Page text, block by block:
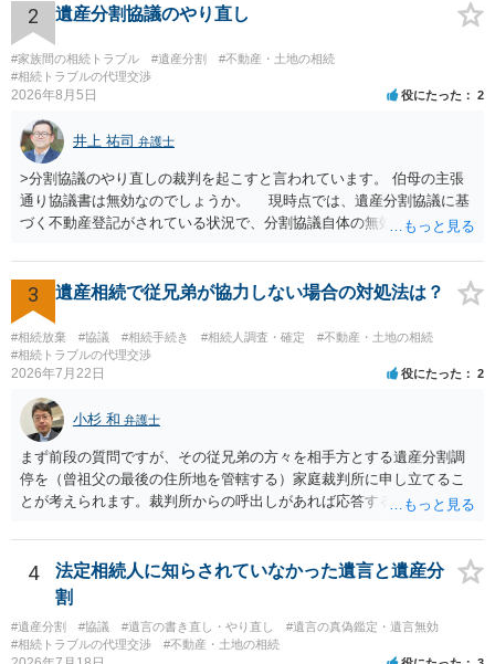
してください。 質問２について 請求棄却を求める答弁書を提出すれ
ば、第１回期日は出席する必要がありません。その日は差支え（用事
があり出席できない）との記載で十分です。 質問３について 弁護士で
はないので、ｍｉｎｔｓでの提出の必要は無いと思います。郵送（期
限までに届けばよい）で十分です。 詳細は、書面記載の裁判所書記官
にお問い合わせください。 以上、ご参考まで。
2 遺産分割協議のやり直し
#家族間の相続トラブル #遺産分割
#不動産・土地の相続
#相続トラブルの代理交渉
2026年8月5日 役にたった 2
井上 祐司 弁護士
>分割協議のやり直しの裁判を起こすと言われています。 伯母の主張
通り協議書は無効なのでしょうか。 現時点では、遺産分割協議に基
づく不動産登記がされている状況で、分割協議自体の無効を裁判所が
方の訴訟の主張及び立証次第ですが、 ・御祖母様の認知能力に関する
医師の意見書、筆跡鑑定 が提出されればその効力が否定される可能性
はありますが、 ・伯母様自身が分割協議に加わっていること ・御祖母
様の意に反する遺産分割協議を行う実益が誰にあったかの立証が困難
であること からすると、実際に遺産分割協議の効力が否定される可能
性はそれほど高くない（立証のハードルは非常に高い）ということが
言えると思います。
3 遺産相続で従兄弟が協力しない場合の対処法は？
#相続放棄 #協議 #相続手続き #相続人調査・確定
#不動産・土地の相続
#相続トラブルの代理交渉
2026年7月22日 役にたった 2
小杉 和 弁護士
まず前段の質問ですが、その従兄弟の方々を相手方とする遺産分割調
停を（曾祖父の最後の住所地を管轄する）家庭裁判所に申し立てるこ
とが考えられます。裁判所からの呼出しがあれば応答する可能性がま
能と思われます。時間が思った以上にないので必要書類をてきぱきと
揃える必要があります。その点是非御注意ください。
4
法定相続人に知らされていなかった遺言と遺産分
割
#遺産分割 #協議 #遺言の書き直し・やり直し
#遺言の真偽鑑定・遺言無効
#相続トラブルの代理交渉
#不動産・土地の相続